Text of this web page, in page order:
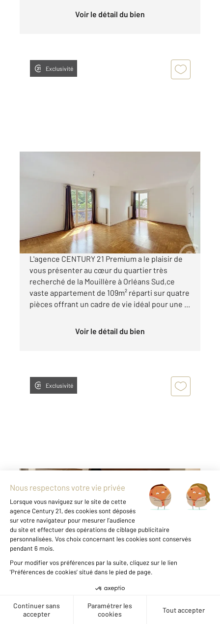
Créer une alerte
Voir le détail du bien
Exclusivité
, 4 pièces
Ref : 9497
Appartement F4 à louer
1 090 €
par mois charges comprises
L'agence CENTURY 21 Premium a le plaisir de
vous présenter au cœur du quartier très
recherché de la Mouillère à Orléans Sud,ce
vaste appartement de 109m² réparti sur quatre
pièces offrant un cadre de vie idéal pour une ...
Voir le détail du bien
Exclusivité
19,27 m2, 1 pièce
Ref : 9449
Appartement F1 à louer
357,93 €
par mois charges comprises
L'agence CENTURY 21 Premium vous propose
cette location meublée d'une pièce située en
pièce de vie, une cuisine aménagée et équipée
et une salle de bain avec WC. Vous serez